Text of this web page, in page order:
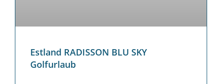
Estland RADISSON BLU SKY
Golfurlaub